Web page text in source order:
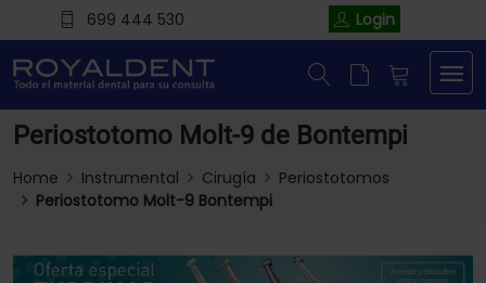
699 444 530 Login
Periostotomo Molt-9 de Bontempi
Home Instrumental Cirugía
Periostotomos
Periostotomo Molt-9 Bontempi